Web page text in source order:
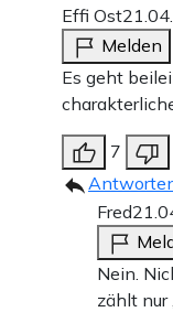
Effi Ost
Melden
Es geht
7
Fred
Nein.
zählt nur